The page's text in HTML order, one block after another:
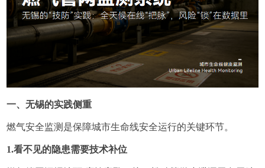
一、无锡的实践侧重
燃气安全监测是保障城市生命线安全运行的关键环节。
1.看不见的隐患需要技术补位